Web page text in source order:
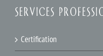
SERVICES
Certification